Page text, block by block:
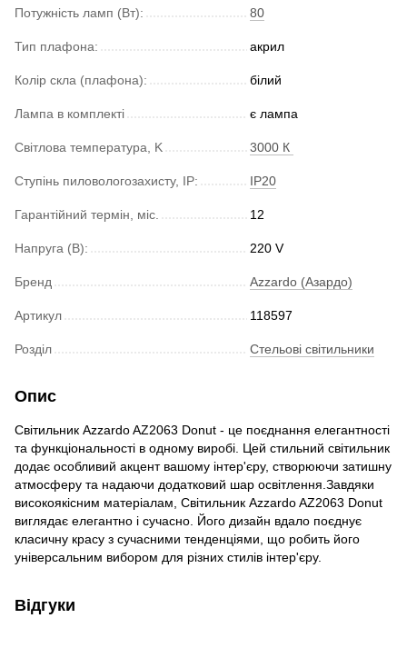
Потужність ламп (Вт): 80
Тип плафона: акрил
Колір скла (плафона): білий
Лампа в комплекті є лампа
Світлова температура, K 3000 К
Ступінь пиловологозахисту, IP: IP20
Гарантійний термін, міс. 12
Напруга (В): 220 V
Бренд Azzardo (Азардо)
Артикул 118597
Розділ Стельові світильники
Опис
Світильник Azzardo AZ2063 Donut - це поєднання елегантності
та функціональності в одному виробі. Цей стильний світильник
додає особливий акцент вашому інтер'єру, створюючи затишну
атмосферу та надаючи додатковий шар освітлення.Завдяки
високоякісним матеріалам, Світильник Azzardo AZ2063 Donut
виглядає елегантно і сучасно. Його дизайн вдало поєднує
класичну красу з сучасними тенденціями, що робить його
універсальним вибором для різних стилів інтер'єру.
Відгуки